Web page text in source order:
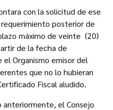
con la solicitud de ese
posterior de
máximo de veinte (20)
de la fecha de
Organismo emisor del
que no lo hubieran
Fiscal aludido.
anteriormente, el Consejo